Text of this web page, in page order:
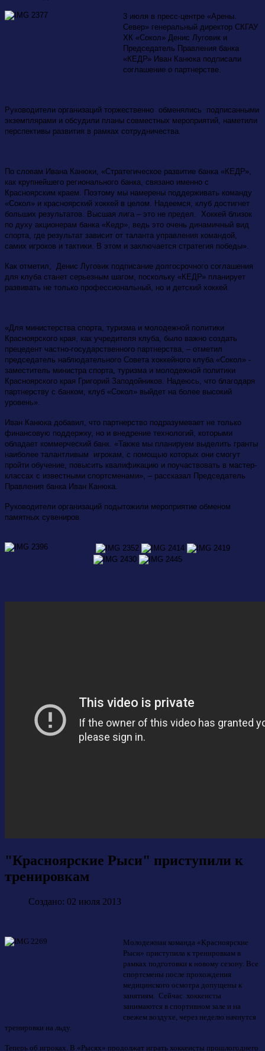
3 июля в пресс-центре «Арены.
Север» генеральный директор СКГАУ
ХК «Сокол» Денис Луговик и
Председатель Правления банка
«КЕДР» Иван Канюка подписали
соглашение о партнерстве.
Руководители организаций торжественно обменялись подписанными
экземплярами и обсудили планы совместных мероприятий, наметили
перспективы развития в рамках сотрудничества.
По словам Ивана Канюки, «Стратегическое развитие банка «КЕДР»,
как крупнейшего регионального банка, связано именно с
Красноярским краем. Поэтому мы намерены поддерживать команду
«Сокол» и красноярский хоккей в целом. Надеемся, клуб достигнет
больших результатов. Высшая лига – это не предел. Хоккей близок
по духу акционерам банка «Кедр», ведь это очень динамичный вид
спорта, где результат зависит от таланта управления командой,
самих игроков и тактики. В этом и заключается стратегия победы».
Как отметил, Денис Луговик подписание долгосрочного соглашения
для клуба станет серьезным шагом, поскольку «КЕДР» планирует
развивать не только профессиональный, но и детский хоккей.
«Для министерства спорта, туризма и молодежной политики
Красноярского края, как учредителя клуба, было важно создать
прецедент частно-государственного партнерства, – отметил
председатель наблюдательного Совета хоккейного клуба «Сокол» -
заместитель министра спорта, туризма и молодежной политики
Красноярского края Григорий Заподойников. Надеюсь, что благодаря
партнерству с банком, клуб «Сокол» выйдет на более высокий
уровень».
Иван Канюка добавил, что партнерство подразумевает не только
финансовую поддержку, но и внедрение технологий, которыми
обладает коммерческий банк. «Также мы планируем выделить гранты
наиболее талантливым игрокам, с помощью которых они смогут
пройти обучение, повысить квалификацию и поучаствовать в мастер-
классах с известными спортсменами», – рассказал Председатель
Правления банка Иван Канюка.
Руководители организаций подытожили мероприятие обменом
памятных сувениров.
"Красноярские Рыси" приступили к
тренировкам
Создано: 02 июля 2013
Молодежная команда «Красноярские
Рыси» приступила к тренировкам в
рамках подготовки к новому сезону. Все
спортсмены после прохождения
медицинского осмотра допущены к
занятиям. Сейчас хоккеисты
занимаются в спортивном зале и на
свежем воздухе, через неделю начнутся
тренировки на льду.
Теперь об игроках. В «Рысях» продолжат играть хоккеисты прошлогоднего